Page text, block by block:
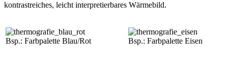
kontrastreiches, leicht interpretierbares Wärmebild.
Bsp.: Farbpalette Blau/Rot Bsp.: Farbpalette Eisen